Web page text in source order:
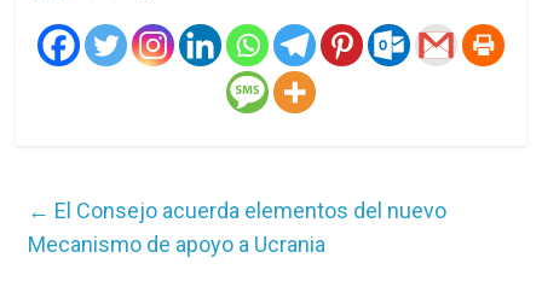
← El Consejo acuerda elementos del nuevo
Mecanismo de apoyo a Ucrania